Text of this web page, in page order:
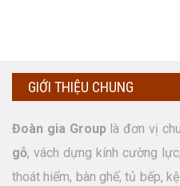
GIỚI THIỆU CHUNG
Đoàn gia Group là đơn vị
gỗ, vách dựng kính cường
thoát hiểm, bàn ghế, tủ bếp,